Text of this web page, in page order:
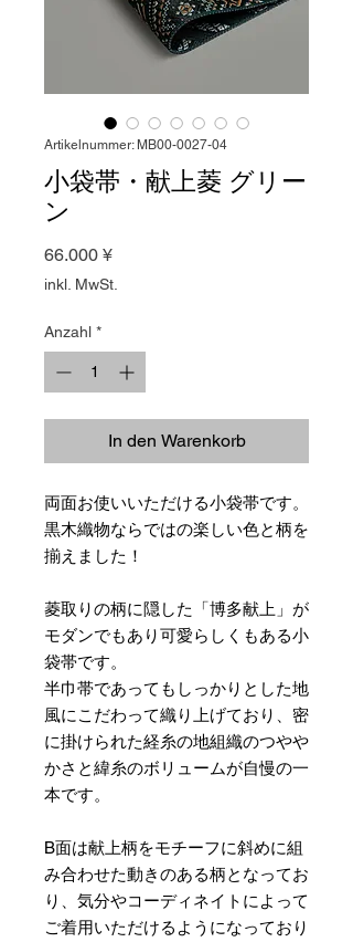
Artikelnummer: MB00-0027-04
小袋帯・献上菱 グリー
ン
66.000 ¥Preis
inkl. MwSt.
Anzahl *
In den Warenkorb
両面お使いいただける小袋帯です。
黒木織物ならではの楽しい色と柄を
揃えました！
菱取りの柄に隠した「博多献上」が
モダンでもあり可愛らしくもある小
袋帯です。
半巾帯であってもしっかりとした地
風にこだわって織り上げており、密
に掛けられた経糸の地組織のつやや
かさと緯糸のボリュームが自慢の一
本です。
B面は献上柄をモチーフに斜めに組
み合わせた動きのある柄となってお
り、気分やコーディネイトによって
ご着用いただけるようになっており